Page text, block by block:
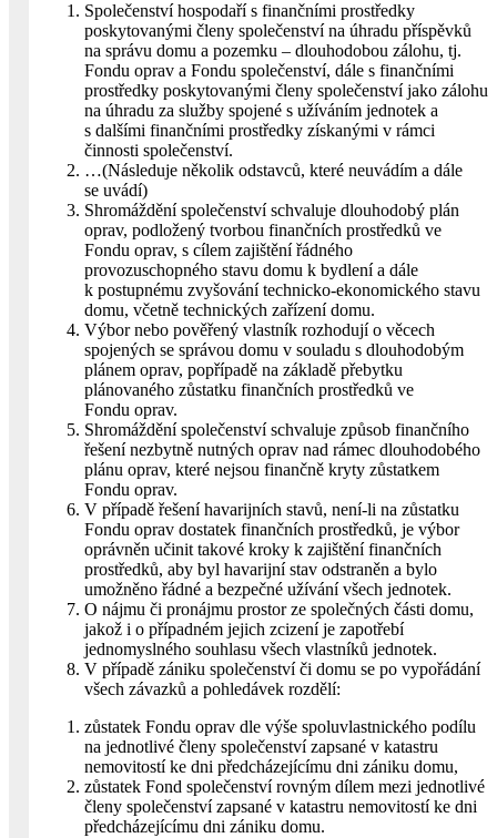
Společenství hospodaří s finančními prostředky
poskytovanými členy společenství na úhradu příspěvků
na správu domu a pozemku – dlouhodobou zálohu, tj.
Fondu oprav a Fondu společenství, dále s finančními
prostředky poskytovanými členy společenství jako zálohu
na úhradu za služby spojené s užíváním jednotek a
s dalšími finančními prostředky získanými v rámci
činnosti společenství.
…(Následuje několik odstavců, které neuvádím a dále
se uvádí)
Shromáždění společenství schvaluje dlouhodobý plán
oprav, podložený tvorbou finančních prostředků ve
Fondu oprav, s cílem zajištění řádného
provozuschopného stavu domu k bydlení a dále
k postupnému zvyšování technicko-ekonomického stavu
domu, včetně technických zařízení domu.
Výbor nebo pověřený vlastník rozhodují o věcech
spojených se správou domu v souladu s dlouhodobým
plánem oprav, popřípadě na základě přebytku
plánovaného zůstatku finančních prostředků ve
Fondu oprav.
Shromáždění společenství schvaluje způsob finančního
řešení nezbytně nutných oprav nad rámec dlouhodobého
plánu oprav, které nejsou finančně kryty zůstatkem
Fondu oprav.
V případě řešení havarijních stavů, není-li na zůstatku
Fondu oprav dostatek finančních prostředků, je výbor
oprávněn učinit takové kroky k zajištění finančních
prostředků, aby byl havarijní stav odstraněn a bylo
umožněno řádné a bezpečné užívání všech jednotek.
O nájmu či pronájmu prostor ze společných části domu,
jakož i o případném jejich zcizení je zapotřebí
jednomyslného souhlasu všech vlastníků jednotek.
V případě zániku společenství či domu se po vypořádání
všech závazků a pohledávek rozdělí:
zůstatek Fondu oprav dle výše spoluvlastnického podílu
na jednotlivé členy společenství zapsané v katastru
nemovitostí ke dni předcházejícímu dni zániku domu,
zůstatek Fond společenství rovným dílem mezi jednotlivé
členy společenství zapsané v katastru nemovitostí ke dni
předcházejícímu dni zániku domu.